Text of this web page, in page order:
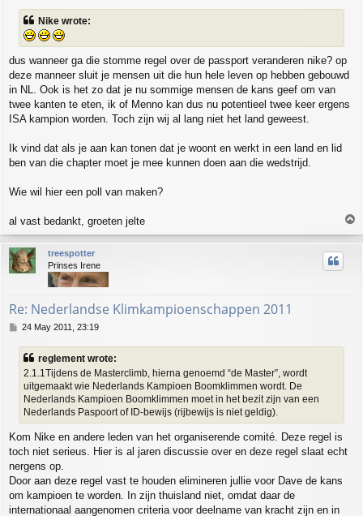
s
Nike wrote:
dus wanneer ga die stomme regel over de passport veranderen nike? op
deze manneer sluit je mensen uit die hun hele leven op hebben gebouwd
in NL. Ook is het zo dat je nu sommige mensen de kans geef om van
twee kanten te eten, ik of Menno kan dus nu potentieel twee keer ergens
ISA kampion worden. Toch zijn wij al lang niet het land geweest.
Ik vind dat als je aan kan tonen dat je woont en werkt in een land en lid
ben van die chapter moet je mee kunnen doen aan die wedstrijd.
Wie wil hier een poll van maken?
al vast bedankt, groeten jelte
o
p
treespotter
Prinses Irene
Re: Nederlandse Klimkampioenschappen 2011
P
s
24 May 2011, 23:19
reglement wrote:
2.1.1Tijdens de Masterclimb, hierna genoemd “de Master”, wordt
uitgemaakt wie Nederlands Kampioen Boomklimmen wordt. De
Nederlands Kampioen Boomklimmen moet in het bezit zijn van een
Nederlands Paspoort of ID-bewijs (rijbewijs is niet geldig).
Kom Nike en andere leden van het organiserende comité. Deze regel is
toch niet serieus. Hier is al jaren discussie over en deze regel slaat echt
nergens op.
Door aan deze regel vast te houden elimineren jullie voor Dave de kans
om kampioen te worden. In zijn thuisland niet, omdat daar de
internationaal aangenomen criteria voor deelname van kracht zijn en in